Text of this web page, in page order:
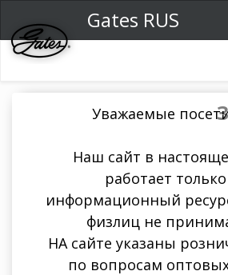
Gates RUS
Уважаемые
Наш сайт в
работает
информационный
физлиц не
НА сайте указаны
по вопросам